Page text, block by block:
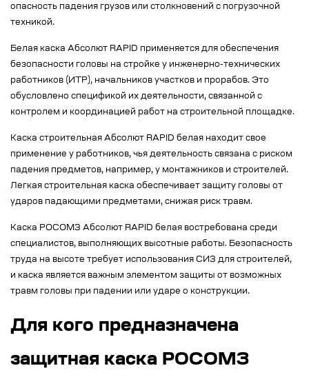
опасность падения грузов или столкновений с погрузочной
техникой.
Белая каска Абсолют RAPID применяется для обеспечения
безопасности головы на стройке у инженерно-технических
работников (ИТР), начальников участков и прорабов. Это
обусловлено спецификой их деятельности, связанной с
контролем и координацией работ на строительной площадке.
Каска строительная Абсолют RAPID белая находит свое
применение у работников, чья деятельность связана с риском
падения предметов, например, у монтажников и строителей.
Легкая строительная каска обеспечивает защиту головы от
ударов падающими предметами, снижая риск травм.
Каска РОСОМЗ Абсолют RAPID белая востребована среди
специалистов, выполняющих высотные работы. Безопасность
труда на высоте требует использования СИЗ для строителей,
и каска является важным элементом защиты от возможных
травм головы при падении или ударе о конструкции.
Для кого предназначена
защитная каска РОСОМЗ